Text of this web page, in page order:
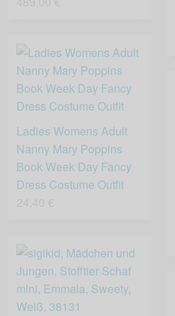
Ladies Womens Adult
Nanny Mary Poppins
Book Week Day Fancy
Dress Costume Outfit